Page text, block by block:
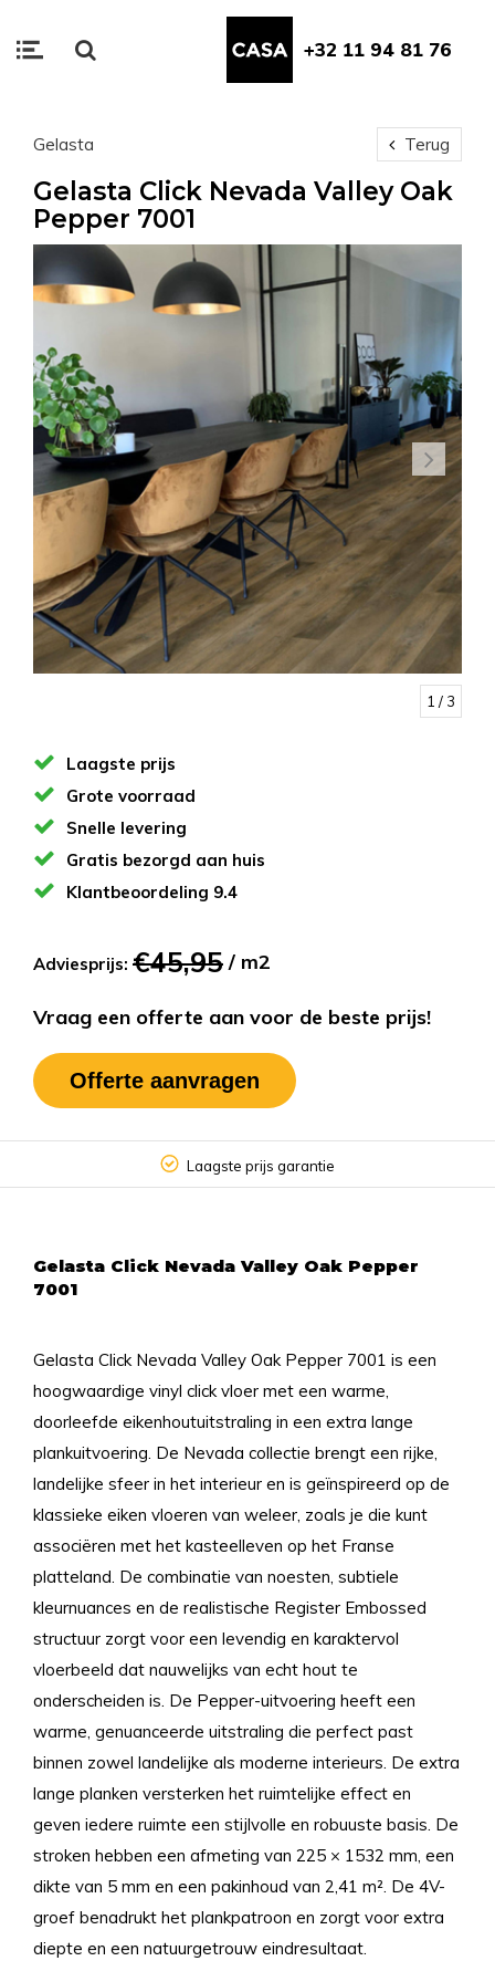
+32 11 94 81 76
Gelasta Terug
Gelasta Click Nevada Valley Oak
Pepper 7001
1 / 3
Laagste prijs
Grote voorraad
Snelle levering
Gratis bezorgd aan huis
Klantbeoordeling 9.4
Adviesprijs: €45,95 / m2
Vraag een offerte aan voor de beste prijs!
Offerte aanvragen
Laagste prijs garantie
Gelasta Click Nevada Valley Oak Pepper
7001
Gelasta Click Nevada Valley Oak Pepper 7001 is een
hoogwaardige vinyl click vloer met een warme,
doorleefde eikenhoutuitstraling in een extra lange
plankuitvoering. De Nevada collectie brengt een rijke,
landelijke sfeer in het interieur en is geïnspireerd op de
klassieke eiken vloeren van weleer, zoals je die kunt
associëren met het kasteelleven op het Franse
platteland. De combinatie van noesten, subtiele
kleurnuances en de realistische Register Embossed
structuur zorgt voor een levendig en karaktervol
vloerbeeld dat nauwelijks van echt hout te
onderscheiden is. De Pepper-uitvoering heeft een
warme, genuanceerde uitstraling die perfect past
binnen zowel landelijke als moderne interieurs. De extra
lange planken versterken het ruimtelijke effect en
geven iedere ruimte een stijlvolle en robuuste basis. De
stroken hebben een afmeting van 225 × 1532 mm, een
dikte van 5 mm en een pakinhoud van 2,41 m². De 4V-
groef benadrukt het plankpatroon en zorgt voor extra
diepte en een natuurgetrouw eindresultaat.